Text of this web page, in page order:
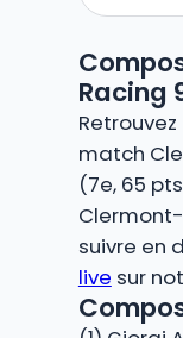
Racing
match
(7e, 65
suivre en
live sur